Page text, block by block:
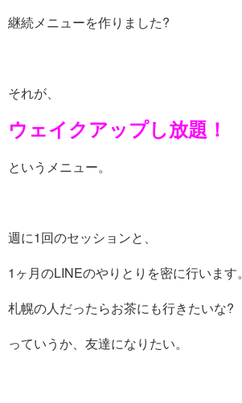
継続メニューを作りました?
それが、
ウェイクアップし放題！
というメニュー。
週に1回のセッションと、
1ヶ月のLINEのやりとりを密に行います。
札幌の人だったらお茶にも行きたいな?
っていうか、友達になりたい。